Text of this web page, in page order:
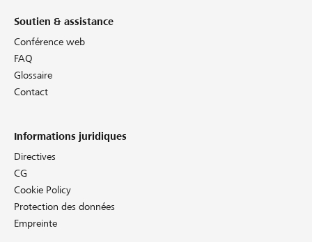
Soutien & assistance
Conférence web
FAQ
Glossaire
Contact
Informations juridiques
Directives
CG
Cookie Policy
Protection des données
Empreinte